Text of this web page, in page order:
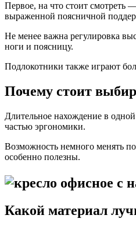
Первое, на что стоит смотреть
выраженной поясничной
Не менее важна регулировка
ноги и поясницу.
Подлокотники также играют
Почему стоит
Длительное нахождение в
частью эргономики.
Возможность немного менять
особенно полезны.
Какой материал